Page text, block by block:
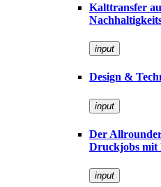
Kalttransfer
input
Design &
input
Der
Druckjobs mit
input